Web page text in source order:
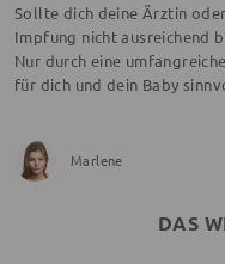
Sollte dich deine Ärztin
Impfung nicht ausreichend
Nur durch eine
für dich und dein Baby
Marlene
DAS